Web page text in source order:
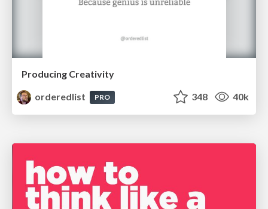
Producing Creativity
orderedlist
PRO 348 40k